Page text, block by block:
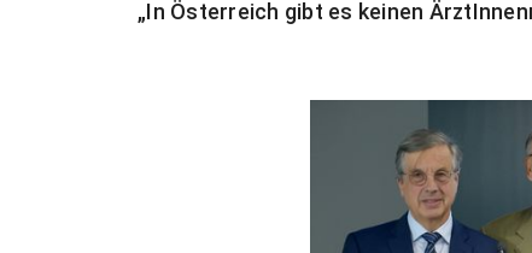
„In Österreich gibt es keinen